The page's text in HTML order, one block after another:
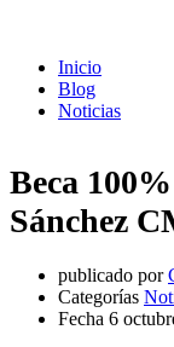
Inicio
Blog
Noticias
Beca
Sánchez
publicado por
Categorías
Fecha 6